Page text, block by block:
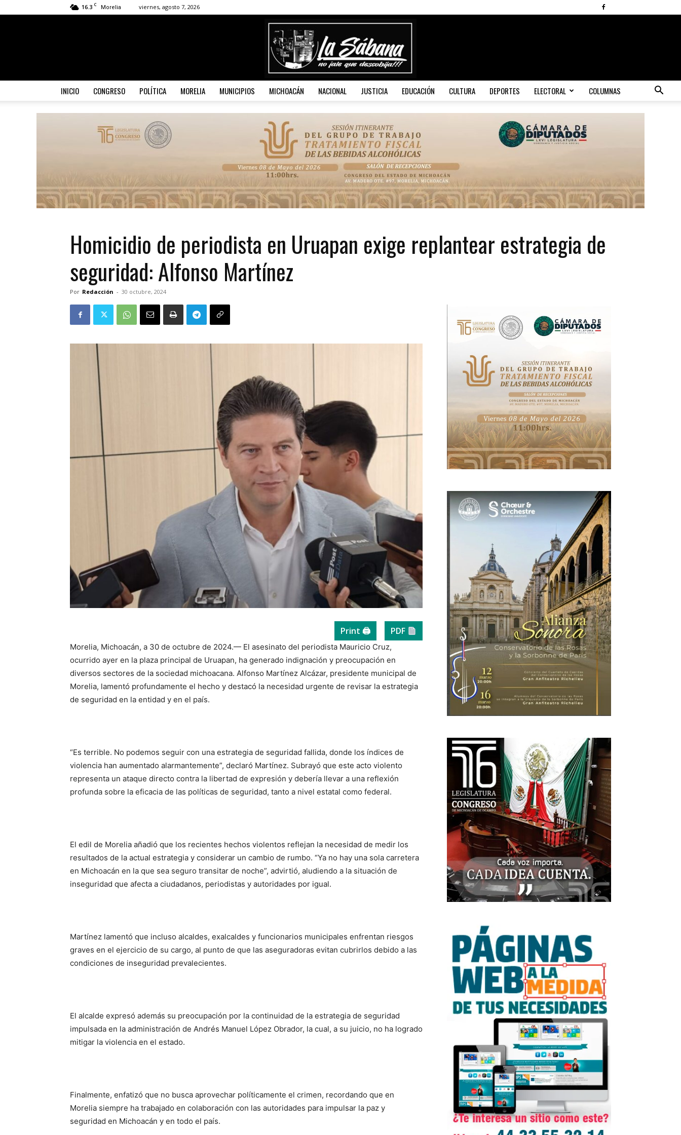
16.3 C Morelia viernes, agosto 7, 2026
Sábana
INICIO CONGRESO POLÍTICA MORELIA MUNICIPIOS MICHOACÁN NACIONAL JUSTICIA EDUCACIÓN CULTURA DEPORTES ELECTORAL COLUMNAS
Homicidio de periodista en Uruapan exige replantear estrategia de
seguridad: Alfonso Martínez
Por Redacción - 30 octubre, 2024
Print 🖨 PDF
Morelia, Michoacán, a 30 de octubre de 2024.— El asesinato del periodista Mauricio Cruz,
ocurrido ayer en la plaza principal de Uruapan, ha generado indignación y preocupación en
diversos sectores de la sociedad michoacana. Alfonso Martínez Alcázar, presidente municipal de
Morelia, lamentó profundamente el hecho y destacó la necesidad urgente de revisar la estrategia
de seguridad en la entidad y en el país.
“Es terrible. No podemos seguir con una estrategia de seguridad fallida, donde los índices de
violencia han aumentado alarmantemente”, declaró Martínez. Subrayó que este acto violento
representa un ataque directo contra la libertad de expresión y debería llevar a una reflexión
profunda sobre la eficacia de las políticas de seguridad, tanto a nivel estatal como federal.
El edil de Morelia añadió que los recientes hechos violentos reflejan la necesidad de medir los
resultados de la actual estrategia y considerar un cambio de rumbo. “Ya no hay una sola carretera
en Michoacán en la que sea seguro transitar de noche”, advirtió, aludiendo a la situación de
inseguridad que afecta a ciudadanos, periodistas y autoridades por igual.
Martínez lamentó que incluso alcaldes, exalcaldes y funcionarios municipales enfrentan riesgos
graves en el ejercicio de su cargo, al punto de que las aseguradoras evitan cubrirlos debido a las
condiciones de inseguridad prevalecientes.
El alcalde expresó además su preocupación por la continuidad de la estrategia de seguridad
impulsada en la administración de Andrés Manuel López Obrador, la cual, a su juicio, no ha logrado
mitigar la violencia en el estado.
Finalmente, enfatizó que no busca aprovechar políticamente el crimen, recordando que en
Morelia siempre ha trabajado en colaboración con las autoridades para impulsar la paz y
seguridad en Michoacán y en todo el país.